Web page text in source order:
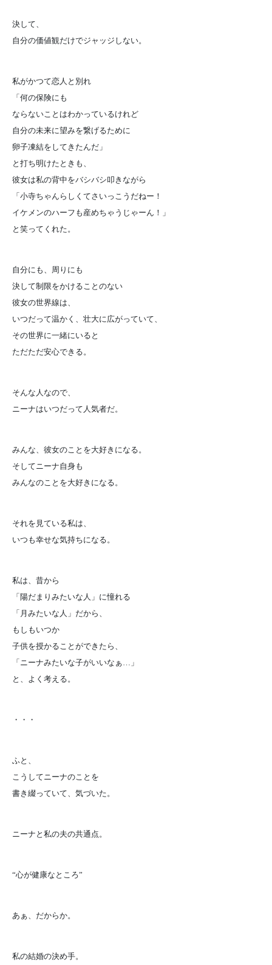
決して、
自分の価値観だけでジャッジしない。
私がかつて恋人と別れ
「何の保険にも
ならないことはわかっているけれど
自分の未来に望みを繋げるために
卵子凍結をしてきたんだ」
と打ち明けたときも、
彼女は私の背中をバシバシ叩きながら
「小寺ちゃんらしくてさいっこうだねー！
イケメンのハーフも産めちゃうじゃーん！」
と笑ってくれた。
自分にも、周りにも
決して制限をかけることのない
彼女の世界線は、
いつだって温かく、壮大に広がっていて、
その世界に一緒にいると
ただただ安心できる。
そんな人なので、
ニーナはいつだって人気者だ。
みんな、彼女のことを大好きになる。
そしてニーナ自身も
みんなのことを大好きになる。
それを見ている私は、
いつも幸せな気持ちになる。
私は、昔から
「陽だまりみたいな人」に憧れる
「月みたいな人」だから、
もしもいつか
子供を授かることができたら、
「ニーナみたいな子がいいなぁ…」
と、よく考える。
・・・
ふと、
こうしてニーナのことを
書き綴っていて、気づいた。
ニーナと私の夫の共通点。
“心が健康なところ”
あぁ、だからか。
私の結婚の決め手。